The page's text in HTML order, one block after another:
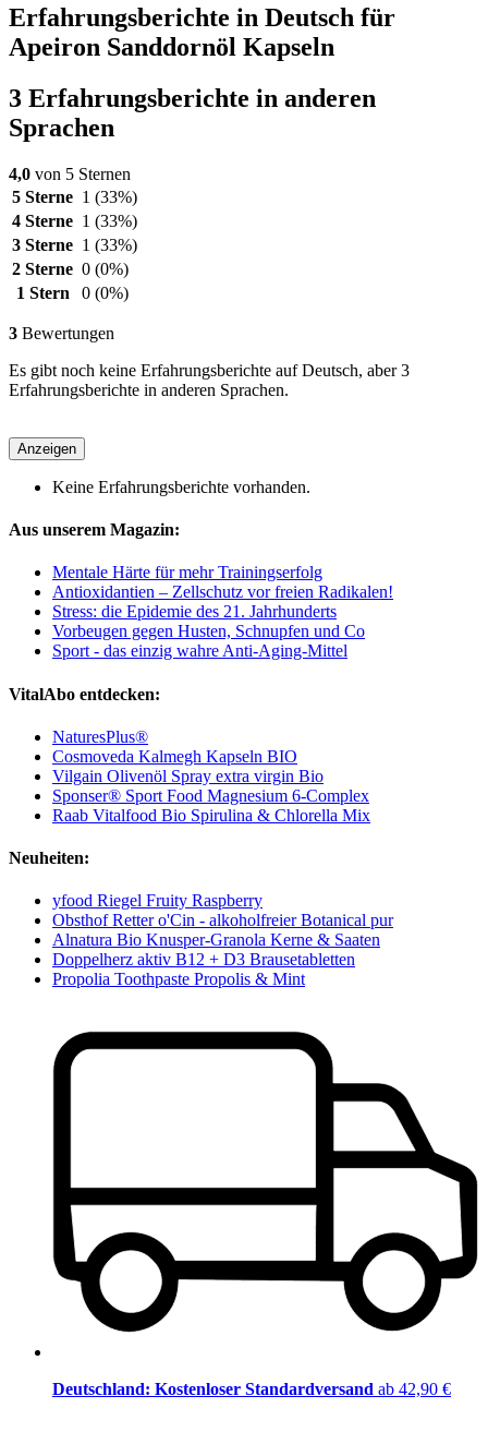
Erfahrungsberichte in Deutsch für
Apeiron Sanddornöl Kapseln
3 Erfahrungsberichte in anderen
Sprachen
4,0 von 5 Sternen
5 Sterne 1 (33%)
4 Sterne 1 (33%)
3 Sterne 1 (33%)
2 Sterne 0 (0%)
1 Stern
0 (0%)
3 Bewertungen
Es gibt noch keine Erfahrungsberichte auf Deutsch, aber 3
Erfahrungsberichte in anderen Sprachen.
Anzeigen
Keine Erfahrungsberichte vorhanden.
Aus unserem Magazin:
Mentale Härte für mehr Trainingserfolg
Antioxidantien – Zellschutz vor freien Radikalen!
Stress: die Epidemie des 21. Jahrhunderts
Vorbeugen gegen Husten, Schnupfen und Co
Sport - das einzig wahre Anti-Aging-Mittel
VitalAbo entdecken:
NaturesPlus®
Cosmoveda Kalmegh Kapseln BIO
Vilgain Olivenöl Spray extra virgin Bio
Sponser® Sport Food Magnesium 6-Complex
Raab Vitalfood Bio Spirulina & Chlorella Mix
Neuheiten:
yfood Riegel Fruity Raspberry
Obsthof Retter o'Cin - alkoholfreier Botanical pur
Alnatura Bio Knusper-Granola Kerne & Saaten
Doppelherz aktiv B12 + D3 Brausetabletten
Propolia Toothpaste Propolis & Mint
Deutschland: Kostenloser Standardversand ab 42,90 €